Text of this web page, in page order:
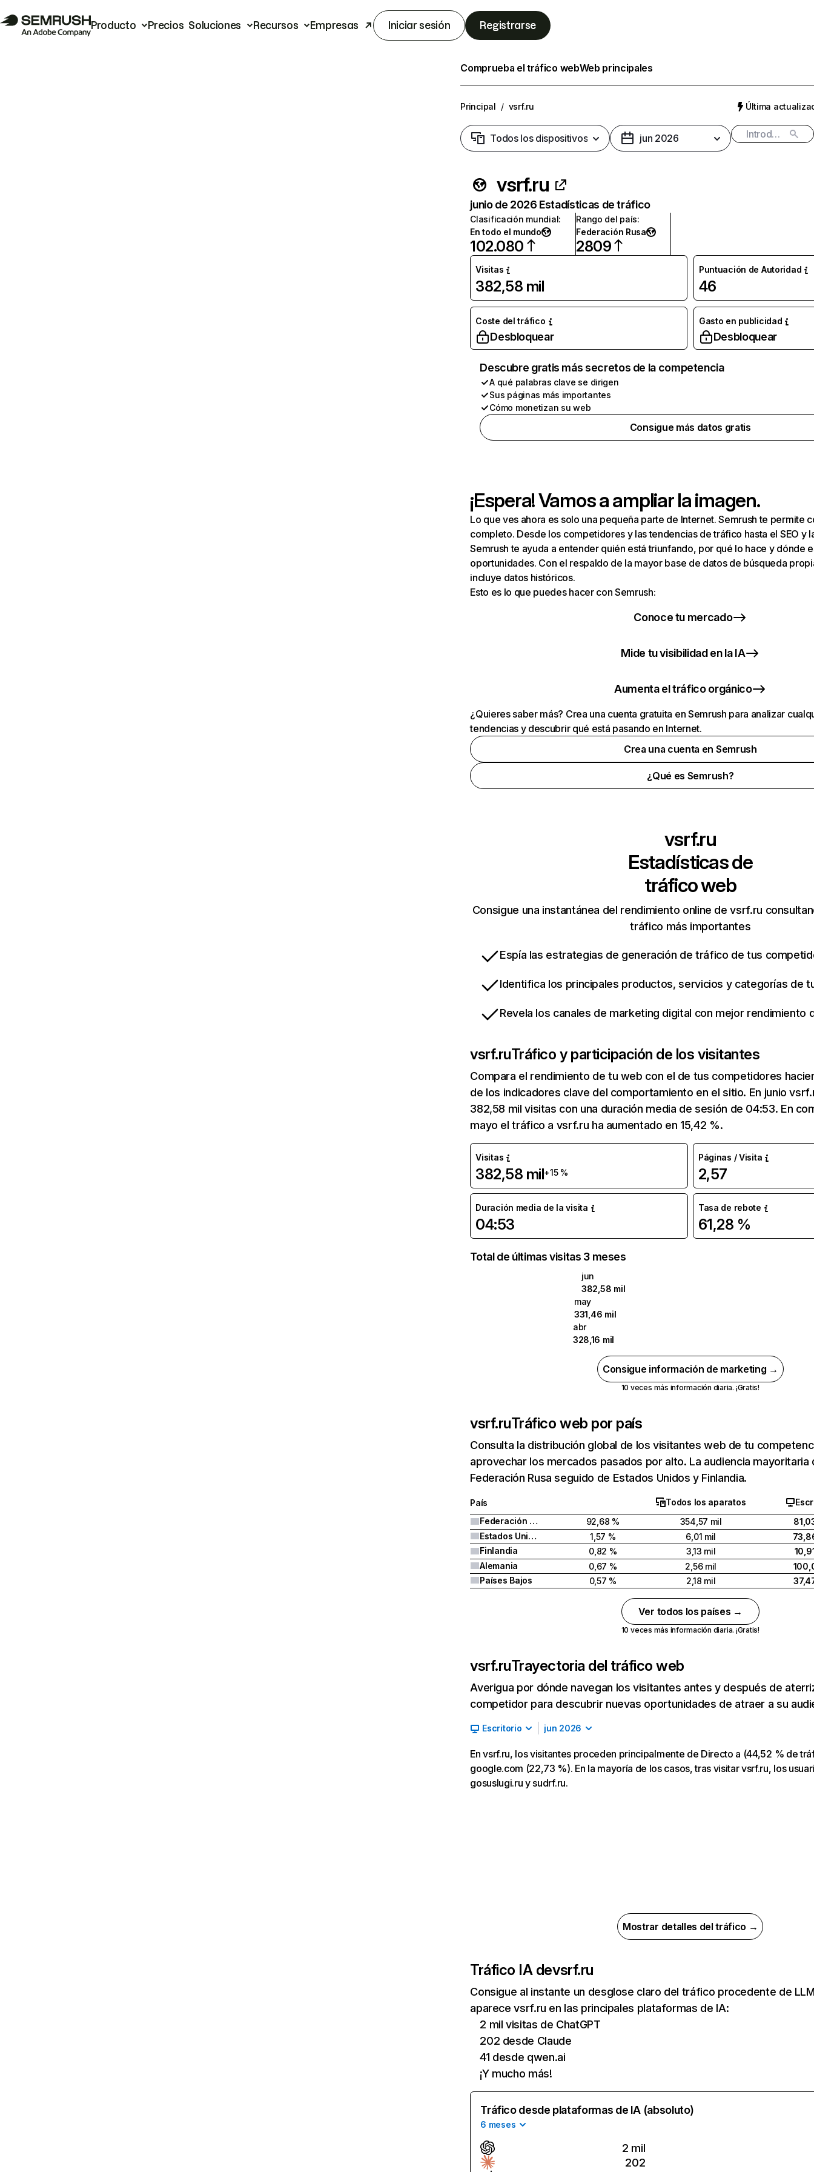
Producto Precios Soluciones Recursos Empresas Iniciar sesión Registrarse
Comprueba el tráfico webWeb principales
Principal / vsrf.ru Última
Todos los dispositivos jun 2026
vsrf.ru
junio de 2026 Estadísticas de tráfico
Clasificación mundial:
En todo el mundo
102.080
Rango del país:
Federación Rusa
2809
Visitas
382,58 mil
Puntuación de Autoridad
46
Coste del tráfico
Desbloquear
Gasto en publicidad
Desbloquear
Descubre gratis más secretos de la competencia
A qué palabras clave se dirigen
Sus páginas más importantes
Cómo monetizan su web
Consigue más datos gratis
¡Espera! Vamos a ampliar la imagen.
Lo que ves ahora es solo una pequeña parte de Internet. Semrush te permite
completo. Desde los competidores y las tendencias de tráfico hasta el SEO y
Semrush te ayuda a entender quién está triunfando, por qué lo hace y dónde
oportunidades. Con el respaldo de la mayor base de datos de búsqueda
incluye datos históricos.
Esto es lo que puedes hacer con Semrush:
Conoce tu mercado
Mide tu visibilidad en la IA
Aumenta el tráfico orgánico
¿Quieres saber más? Crea una cuenta gratuita en Semrush para analizar
tendencias y descubrir qué está pasando en Internet.
Crea una cuenta en Semrush
¿Qué es Semrush?
vsrf.ru
Estadísticas de
tráfico web
Consigue una instantánea del rendimiento online de vsrf.ru
tráfico más importantes
Espía las estrategias de generación de tráfico de tus
Identifica los principales productos, servicios y categorías de
Revela los canales de marketing digital con mejor rendimiento
vsrf.ruTráfico y participación de los visitantes
Compara el rendimiento de tu web con el de tus competidores
de los indicadores clave del comportamiento en el sitio. En junio
382,58 mil visitas con una duración media de sesión de 04:53. En
mayo el tráfico a vsrf.ru ha aumentado en 15,42 %.
Visitas
382,58 mil+15 %
Páginas / Visita
2,57
Duración media de la visita
04:53
Tasa de rebote
61,28 %
Total de últimas visitas 3 meses
jun
382,58 mil
may
331,46 mil
abr
328,16 mil
Consigue información de marketing →
10 veces más información diaria. ¡Gratis!
vsrf.ruTráfico web por país
Consulta la distribución global de los visitantes web de tu
aprovechar los mercados pasados por alto. La audiencia mayoritaria
Federación Rusa seguido de Estados Unidos y Finlandia.
País Todos los aparatos
Federación Rusa
92,68 % 354,57 mil
Estados Unidos
1,57 % 6,01 mil
Finlandia
0,82 % 3,13 mil
Alemania
0,67 % 2,56 mil
Países Bajos
0,57 % 2,18 mil
Ver todos los países →
10 veces más información diaria. ¡Gratis!
vsrf.ruTrayectoria del tráfico web
Averigua por dónde navegan los visitantes antes y después de
competidor para descubrir nuevas oportunidades de atraer a su
Escritorio jun 2026
En vsrf.ru, los visitantes proceden principalmente de Directo a (44,52 % de
google.com (22,73 %). En la mayoría de los casos, tras visitar vsrf.ru, los
gosuslugi.ru y sudrf.ru.
Mostrar detalles del tráfico →
Tráfico IA devsrf.ru
Consigue al instante un desglose claro del tráfico procedente de
aparece vsrf.ru en las principales plataformas de IA:
2 mil visitas de ChatGPT
202 desde Claude
41 desde qwen.ai
¡Y mucho más!
Tráfico desde plataformas de IA (absoluto)
6 meses
2 mil
202